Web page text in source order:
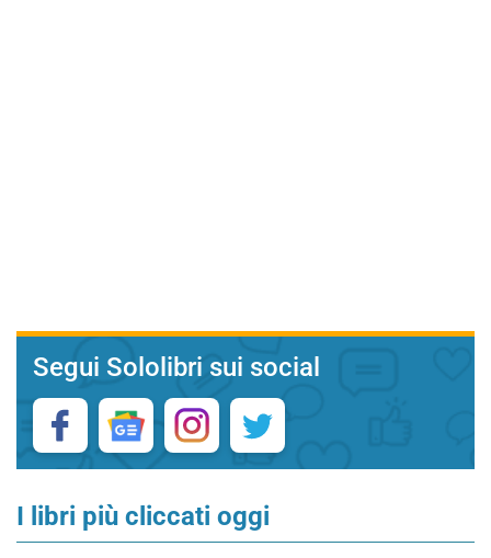
Segui Sololibri sui social
I libri più cliccati oggi